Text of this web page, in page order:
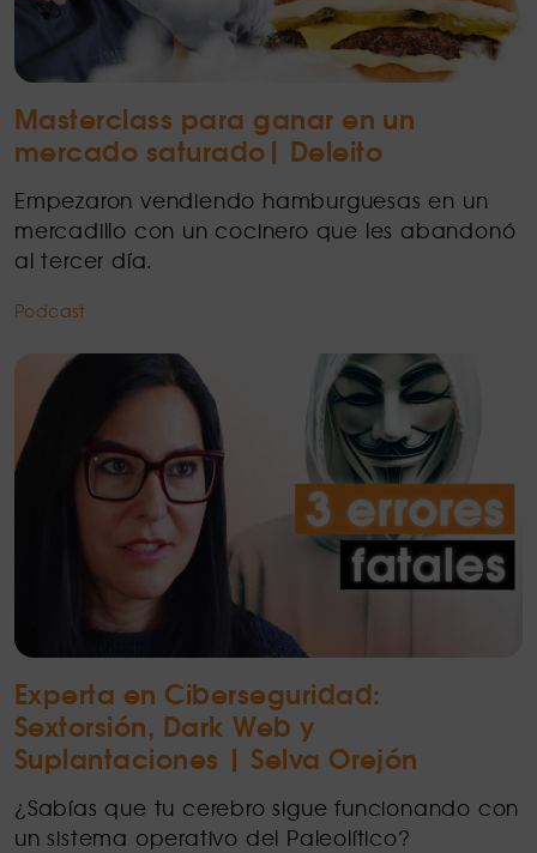
Masterclass para ganar en un
mercado saturado| Deleito
Empezaron vendiendo hamburguesas en un
mercadillo con un cocinero que les abandonó
al tercer día.
Podcast
Experta en Ciberseguridad:
Sextorsión, Dark Web y
Suplantaciones | Selva Orejón
¿Sabías que tu cerebro sigue funcionando con
un sistema operativo del Paleolítico?